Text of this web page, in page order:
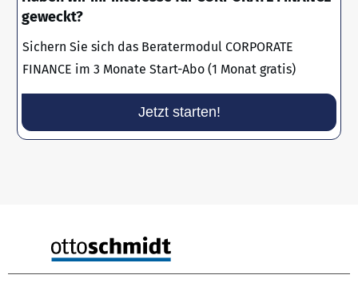
geweckt?
Sichern Sie sich das Beratermodul CORPORATE
FINANCE im 3 Monate Start-Abo (1 Monat gratis)
Jetzt starten!